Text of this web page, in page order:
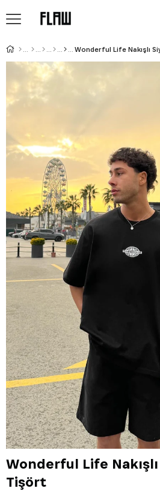
Wonderful Life Nakışlı
Wonderful Life
Tişört